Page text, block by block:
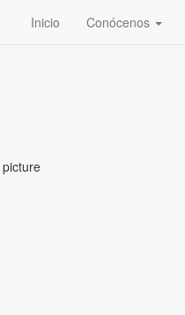
Inicio Conócenos